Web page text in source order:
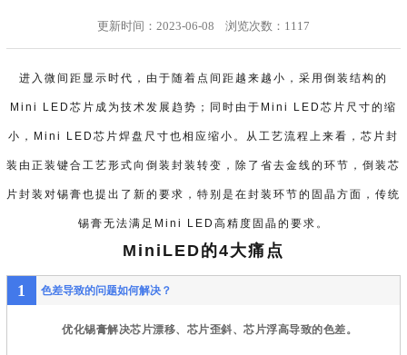
更新时间：2023-06-08 浏览次数： 1117
进入微间距显示时代，由于随着点间距越来越小，采用倒装结构的
Mini LED芯片成为技术发展趋势；同时由于Mini LED芯片尺寸的缩
小，Mini LED芯片焊盘尺寸也相应缩小。从工艺流程上来看，芯片封
装由正装键合工艺形式向倒装封装转变，除了省去金线的环节，倒装芯
片封装对锡膏也提出了新的要求，特别是在封装环节的固晶方面，传统
锡膏无法满足Mini LED高精度固晶的要求。
MiniLED的4大痛点
1 色差导致的问题如何解决？
优化锡膏解决芯片漂移、芯片歪斜、芯片浮高导致的色差。